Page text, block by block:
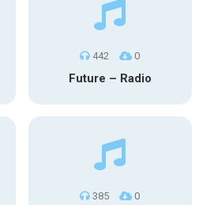
442 0
Future – Radio
385 0